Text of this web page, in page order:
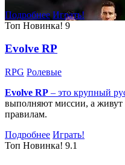
Подробнее Играть!
Топ Новинка! 9
Evolve RP
RPG Ролевые
Evolve RP – это крупный
выполняют миссии, а живут
правилам.
Подробнее Играть!
Топ Новинка! 9.1